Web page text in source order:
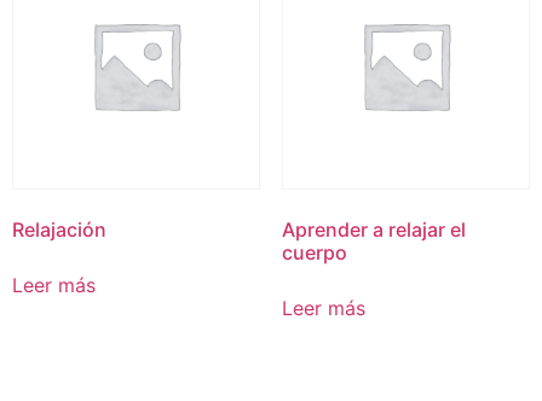
Relajación
Leer más
Aprender a relajar el
cuerpo
Leer más